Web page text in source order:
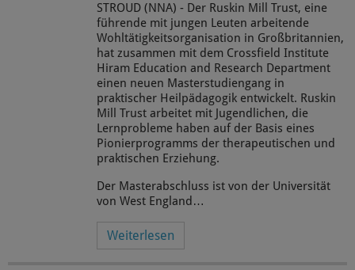
STROUD (NNA) - Der Ruskin Mill Trust, eine
führende mit jungen Leuten arbeitende
Wohltätigkeitsorganisation in Großbritannien,
hat zusammen mit dem Crossfield Institute
Hiram Education and Research Department
einen neuen Masterstudiengang in
praktischer Heilpädagogik entwickelt. Ruskin
Mill Trust arbeitet mit Jugendlichen, die
Lernprobleme haben auf der Basis eines
Pionierprogramms der therapeutischen und
praktischen Erziehung.
Der Masterabschluss ist von der Universität
von West England…
Weiterlesen